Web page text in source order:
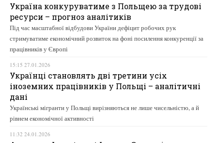
Україна конкуруватиме з Польщею за трудові
ресурси – прогноз аналітиків
Під час масштабної відбудови України дефіцит робочих рук
стримуватиме економічний розвиток на фоні посилення конкуренції за
працівників у Європі
15:15 27.01.2026
Українці становлять дві третини усіх
іноземних працівників у Польщі – аналітичні
дані
Українські мігранти у Польщі вирізняються не лише чисельністю, а й
рівнем економічної активності
11:32 24.01.2026